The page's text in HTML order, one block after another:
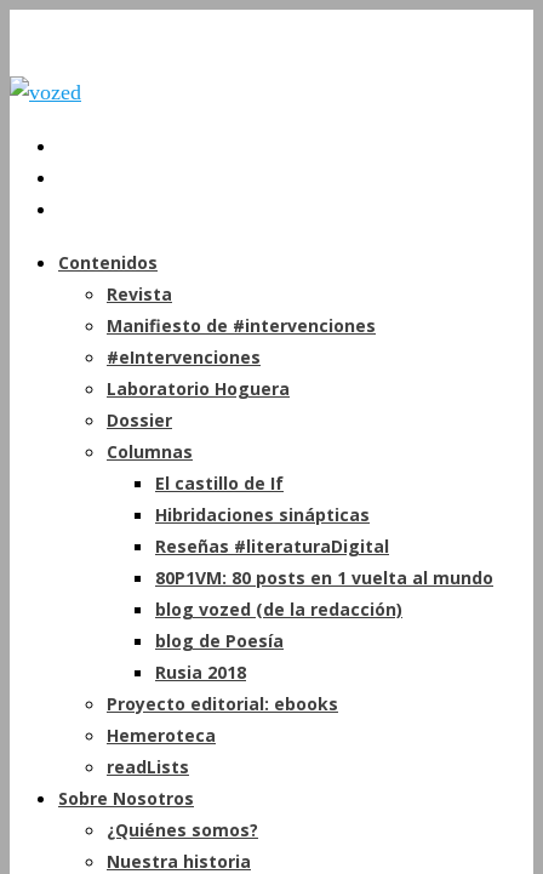
Contenidos
Revista
Manifiesto de #intervenciones
#eIntervenciones
Laboratorio Hoguera
Dossier
Columnas
El castillo de If
Hibridaciones sinápticas
Reseñas #literaturaDigital
80P1VM: 80 posts en 1 vuelta al mundo
blog vozed (de la redacción)
blog de Poesía
Rusia 2018
Proyecto editorial: ebooks
Hemeroteca
readLists
Sobre Nosotros
¿Quiénes somos?
Nuestra historia